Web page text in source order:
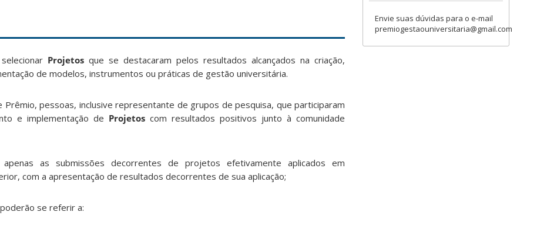
Projetos que se destacaram pelos resultados alcançados na criação,
de modelos, instrumentos ou práticas de gestão universitária.
Prêmio, pessoas, inclusive representante de grupos de pesquisa, que participaram
e implementação de Projetos com resultados positivos junto à comunidade
apenas as submissões decorrentes de projetos efetivamente aplicados em
com a apresentação de resultados decorrentes de sua aplicação;
se referir a:
Envie suas dúvidas para o e-mail
premiogestaouniversitaria@gmail.com